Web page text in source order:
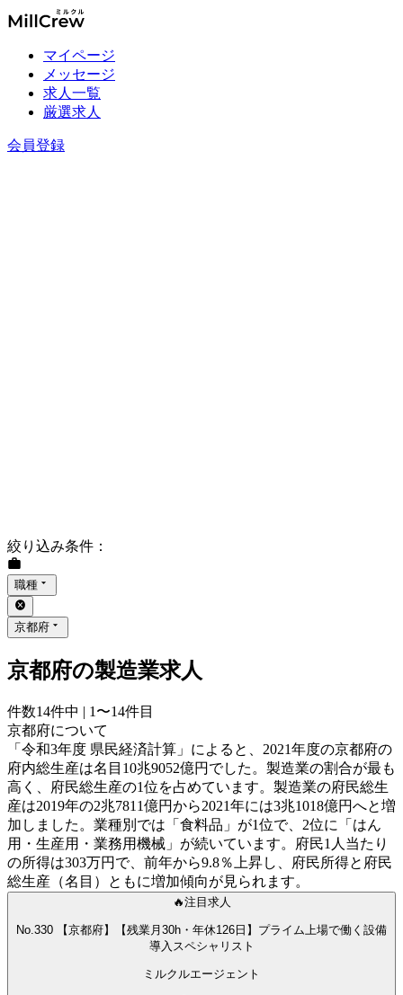
マイページ
メッセージ
求人一覧
厳選求人
会員登録
絞り込み条件 ：
職種
京都府
京都府の製造業求人
件数14件中 | 1〜14件目
京都府について
「令和3年度 県民経済計算」によると、2021年度の京都府の
府内総生産は名目10兆9052億円でした。製造業の割合が最も
高く、府民総生産の1位を占めています。製造業の府民総生
産は2019年の2兆7811億円から2021年には3兆1018億円へと増
加しました。業種別では「食料品」が1位で、2位に「はん
用・生産用・業務用機械」が続いています。府民1人当たり
の所得は303万円で、前年から9.8％上昇し、府民所得と府民
総生産（名目）ともに増加傾向が見られます。
🔥注目求人
No.330 【京都府】【残業月30h・年休126日】プライム上場で働く設備
導入スペシャリスト
ミルクルエージェント